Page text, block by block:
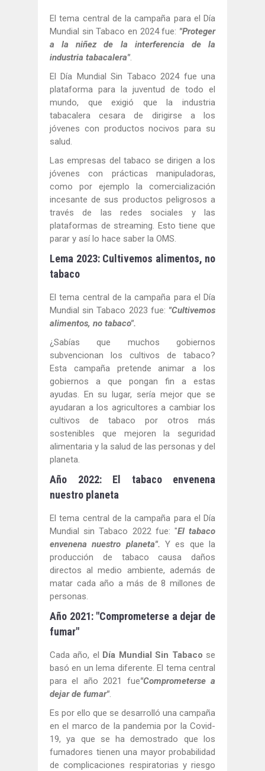
El tema central de la campaña para el Día
Mundial sin Tabaco en 2024 fue: "Proteger
a la niñez de la interferencia de la
industria tabacalera".
El Día Mundial Sin Tabaco 2024 fue una
plataforma para la juventud de todo el
mundo, que exigió que la industria
tabacalera cesara de dirigirse a los
jóvenes con productos nocivos para su
salud.
Las empresas del tabaco se dirigen a los
jóvenes con prácticas manipuladoras,
como por ejemplo la comercialización
incesante de sus productos peligrosos a
través de las redes sociales y las
plataformas de streaming. Esto tiene que
parar y así lo hace saber la OMS.
Lema 2023: Cultivemos alimentos, no
tabaco
El tema central de la campaña para el Día
Mundial sin Tabaco 2023 fue: "Cultivemos
alimentos, no tabaco".
¿Sabías que muchos gobiernos
subvencionan los cultivos de tabaco?
Esta campaña pretende animar a los
gobiernos a que pongan fin a estas
ayudas. En su lugar, sería mejor que se
ayudaran a los agricultores a cambiar los
cultivos de tabaco por otros más
sostenibles que mejoren la seguridad
alimentaria y la salud de las personas y del
planeta.
Año 2022: El tabaco envenena
nuestro planeta
El tema central de la campaña para el Día
Mundial sin Tabaco 2022 fue: "El tabaco
envenena nuestro planeta". Y es que la
producción de tabaco causa daños
directos al medio ambiente, además de
matar cada año a más de 8 millones de
personas.
Año 2021: "Comprometerse a dejar de
fumar"
Cada año, el Día Mundial Sin Tabaco se
basó en un lema diferente. El tema central
para el año 2021 fue"Comprometerse a
dejar de fumar".
Es por ello que se desarrolló una campaña
en el marco de la pandemia por la Covid-
19, ya que se ha demostrado que los
fumadores tienen una mayor probabilidad
de complicaciones respiratorias y riesgo